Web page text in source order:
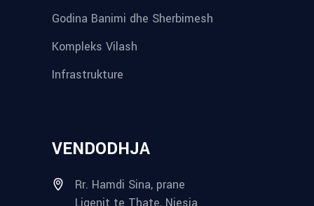
Godina Banimi dhe Sherbimesh
Kompleks Vilash
Infrastrukture
VENDODHJA
Rr. Hamdi Sina, prane